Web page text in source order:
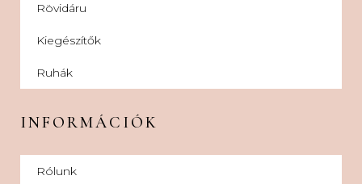
Rövidáru
Kiegészítők
Ruhák
INFORMÁCIÓK
Rólunk